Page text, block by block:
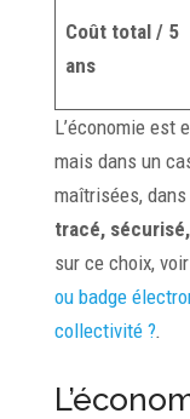
Coût total / 5
ans
L’économie est
mais dans un
maîtrisées, dans
tracé,
sur ce choix,
ou badge
collectivité ?.